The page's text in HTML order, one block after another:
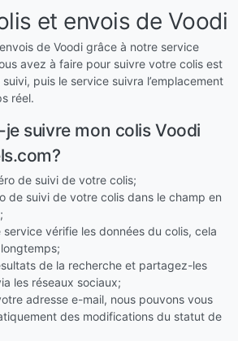
et envois de Voodi
de Voodi grâce à notre service
avez à faire pour suivre votre colis est
puis le service suivra l’emplacement
réel.
suivre mon colis Voodi
de suivi de votre colis;
de suivi de votre colis dans le champ en
vérifie les données du colis, cela
de la recherche et partagez-les
les réseaux sociaux;
adresse e-mail, nous pouvons vous
des modifications du statut de